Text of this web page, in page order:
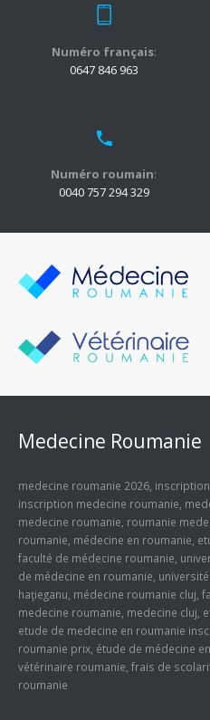
Numéro français:
0647 846 963
Numéro roumain:
0040 757 294 329
Medecine Roumanie
medecine roumanie 2026,
inscription medecine roumanie,
medecine roumanie, roumanie
roumanie, médecine en roumanie,
faculté de médecine roumanie,
de médecine en roumanie,
haţieganu, médecine roumanie cluj,
medecine roumanie, medecine cluj,
etude de medecine en roumanie
roumanie prix, étude de médecine
vétérinaire roumanie, frais de
roumanie